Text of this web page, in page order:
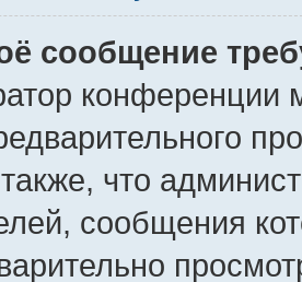
сообщение
конференции
что
сообщения